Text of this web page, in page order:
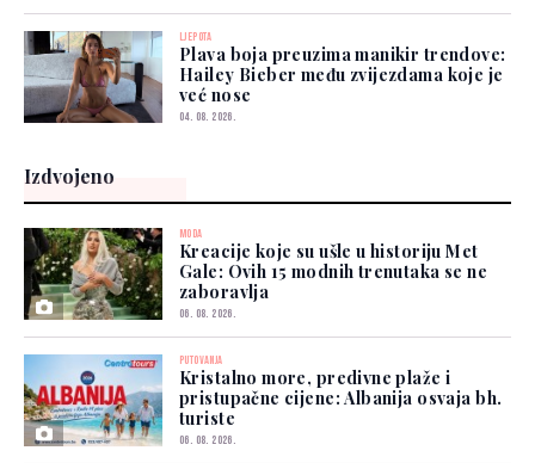
LJEPOTA
Plava boja preuzima manikir trendove:
Hailey Bieber među zvijezdama koje je
već nose
04. 08. 2026.
Izdvojeno
MODA
Kreacije koje su ušle u historiju Met
Gale: Ovih 15 modnih trenutaka se ne
zaboravlja
06. 08. 2026.
PUTOVANJA
Kristalno more, predivne plaže i
pristupačne cijene: Albanija osvaja bh.
turiste
06. 08. 2026.